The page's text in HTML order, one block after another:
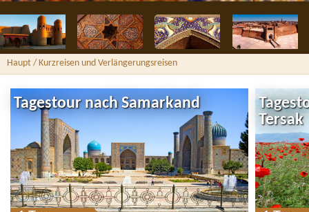
Haupt / Kurzreisen und Verlängerungsreisen
Tagestour nach Samarkand
Tersak